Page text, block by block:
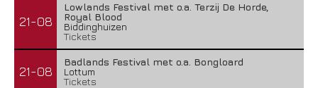
21-08
Lowlands Festival met o.a. Terzij De Horde,
Royal Blood
Biddinghuizen
Tickets
21-08
Badlands Festival met o.a. Bongloard
Lottum
Tickets